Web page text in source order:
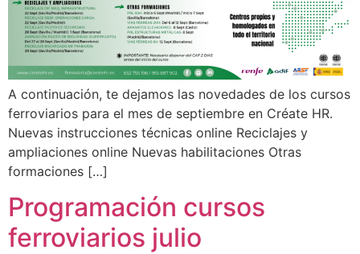
A continuación, te dejamos las novedades de los cursos
ferroviarios para el mes de septiembre en Créate HR.
Nuevas instrucciones técnicas online Reciclajes y
ampliaciones online Nuevas habilitaciones Otras
formaciones […]
Programación cursos
ferroviarios julio